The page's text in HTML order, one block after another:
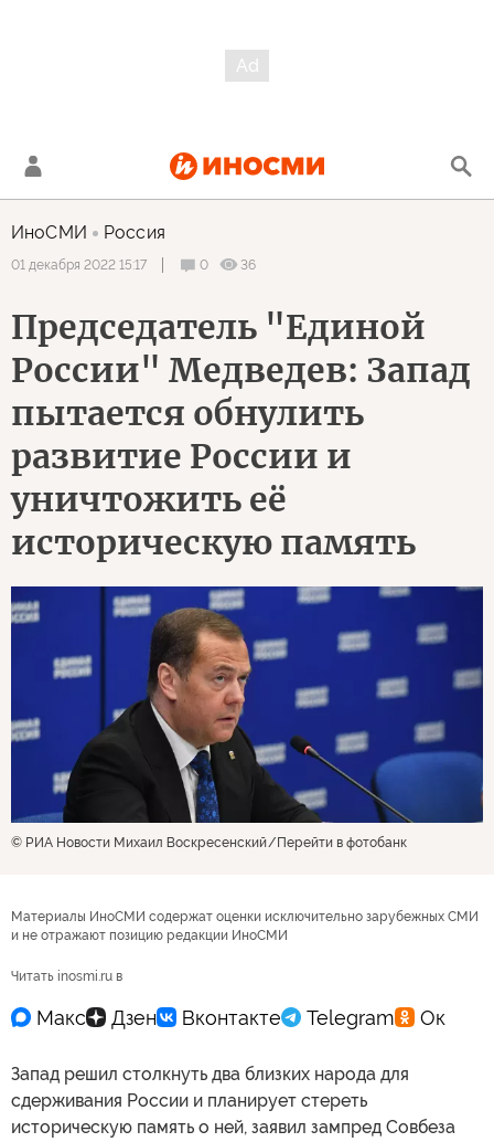
ИноСМИ Россия
01 декабря 2022 15:17 0 36
Председатель "Единой
России" Медведев: Запад
пытается обнулить
развитие России и
уничтожить её
историческую память
© РИА Новости Михаил Воскресенский Перейти в фотобанк
Материалы ИноСМИ содержат оценки исключительно зарубежных СМИ
и не отражают позицию редакции ИноСМИ
Читать inosmi.ru в
Запад решил столкнуть два близких народа для
сдерживания России и планирует стереть
историческую память о ней, заявил зампред Совбеза